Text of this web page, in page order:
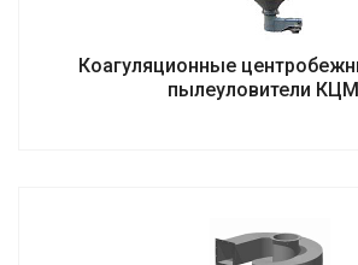
Коагуляционные
пылеуловители